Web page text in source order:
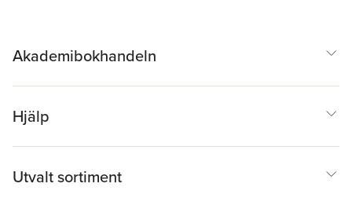
Akademibokhandeln
Hjälp
Utvalt sortiment